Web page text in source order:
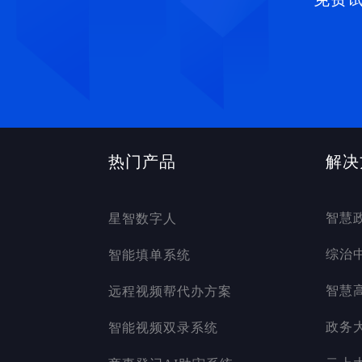
热门产品
星智数字人
智能填单系统
远程视频帮代办方案
智能视频双录系统
解
智慧
综治
智慧
政务